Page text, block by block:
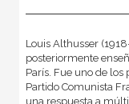
Louis Althusser
posteriormente
París. Fue uno de
Partido Comunista
una respuesta a